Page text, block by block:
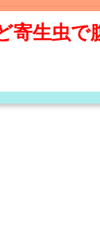
寄生虫で